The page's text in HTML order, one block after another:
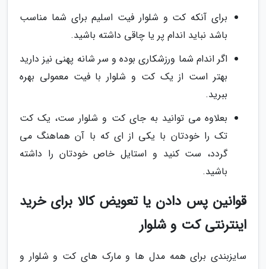
برای آنکه کت و شلوار فیت اسلیم برای شما مناسب
باشد نباید اندام پر یا چاقی داشته باشید.
اگر اندام شما ورزشکاری بوده و سر شانه پهنی نیز دارید
بهتر است از یک کت و شلوار با فیت معمولی بهره
ببرید.
بعلاوه می توانید به جای کت و شلوار ست، یک کت
تک را خودتان با یکی از ای که با آن هماهنگ می
گردد، ست کنید و استایل خاص خودتان را داشته
باشید.
قوانین پس دادن یا تعویض کالا برای خرید
اینترنتی کت و شلوار
سایزبندی برای همه مدل ها و مارک های کت و شلوار و